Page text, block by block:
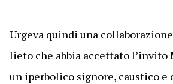
Urgeva quindi una
lieto che abbia accettato l’invito
un iperbolico signore, causticoe